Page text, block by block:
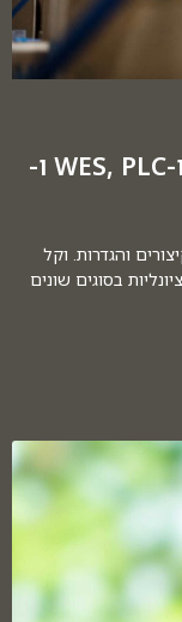
מה ההבדל בין WMS ל-WCS…. ו-WES, PLC ו-
והגדרות. וקל
בסוגים שונים